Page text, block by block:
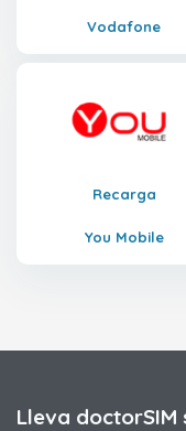
Vodafone
Recarga
You Mobile
Lleva